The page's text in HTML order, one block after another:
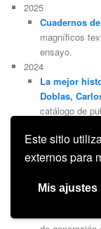
Este sitio
externos para
Mis ajustes
2025
Cuadernos
magníficos
ensayo.
2024
La mejor
Doblas,
catálogo de
Elogio
de un
2023